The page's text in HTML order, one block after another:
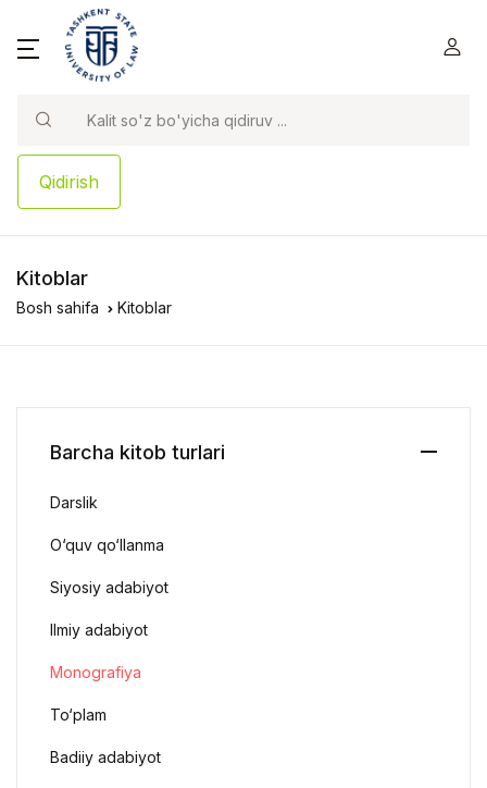
Qidirish
Kitoblar
Bosh sahifa Kitoblar
Barcha kitob turlari
Darslik
O‘quv qo‘llanma
Siyosiy adabiyot
Ilmiy adabiyot
Monografiya
To‘plam
Badiiy adabiyot